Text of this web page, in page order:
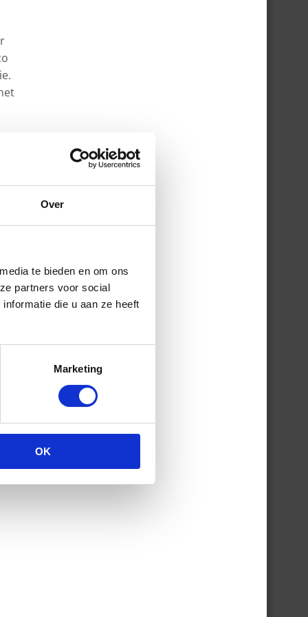
Over
te bieden en om ons
partners voor social
die u aan ze heeft
Marketing
OK